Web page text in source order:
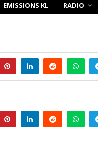
EMISSIONS KL RADIO